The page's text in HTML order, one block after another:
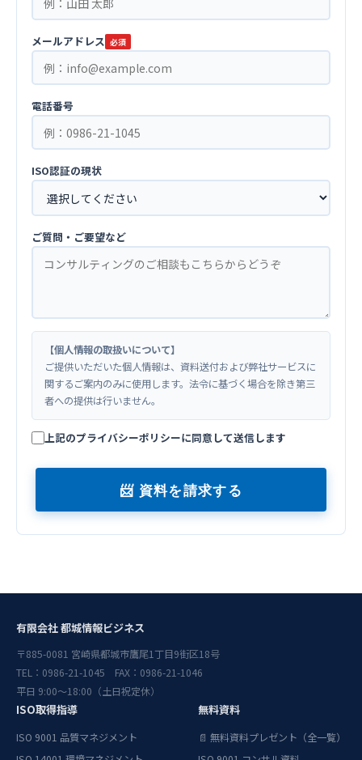
メールアドレス 必須
電話番号
ISO認証の現状
ご質問・ご要望など
【個人情報の取扱いについて】
ご提供いただいた個人情報は、資料送付および弊社サービスに
関するご案内のみに使用します。法令に基づく場合を除き第三
者への提供は行いません。
上記のプライバシーポリシーに同意して送信します
📨 資料を請求する
有限会社 都城情報ビジネス
〒885-0081 宮崎県都城市鷹尾1丁目9街区18号
TEL：0986-21-1045 FAX：0986-21-1046
平日 9:00〜18:00（土日祝定休）
ISO取得指導
ISO 9001 品質マネジメント
無料資料
📄 無料資料プレゼント（全一覧）